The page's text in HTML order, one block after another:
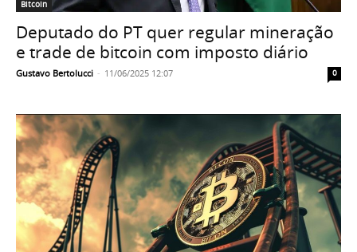
Bitcoin
Deputado do PT quer regular mineração
e trade de bitcoin com imposto diário
Gustavo Bertolucci - 11/06/2025 12:07 0